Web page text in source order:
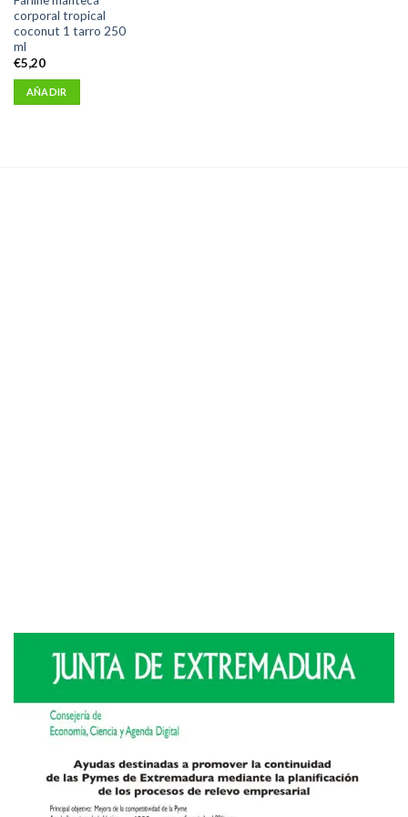
corporal tropical
coconut 1 tarro 250
ml
€5,20
AÑADIR